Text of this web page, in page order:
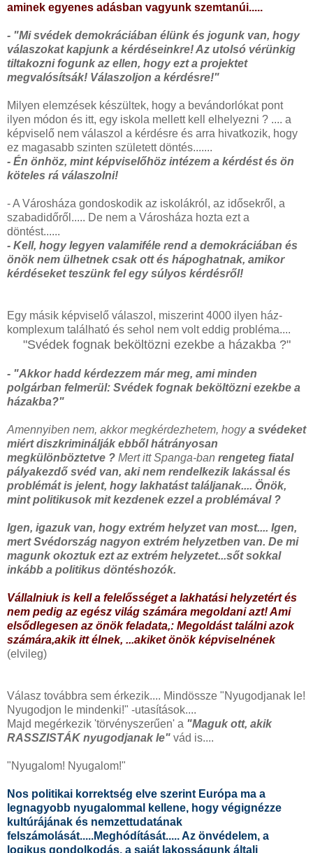
aminek egyenes adásban vagyunk szemtanúi.....
- "Mi svédek demokráciában élünk és jogunk van, hogy
válaszokat kapjunk a kérdéseinkre! Az utolsó vérünkig
tiltakozni fogunk az ellen, hogy ezt a projektet
megvalósítsák! Válaszoljon a kérdésre!"
Milyen elemzések készültek, hogy a bevándorlókat pont
ilyen módon és itt, egy iskola mellett kell elhelyezni ? .... a
képviselő nem válaszol a kérdésre és arra hivatkozik, hogy
ez magasabb szinten született döntés.......
- Én önhöz, mint képviselőhöz intézem a kérdést és ön
köteles rá válaszolni!
- A Városháza gondoskodik az iskolákról, az idősekről, a
szabadidőről..... De nem a Városháza hozta ezt a
döntést......
- Kell, hogy legyen valamiféle rend a demokráciában és
önök nem ülhetnek csak ott és hápoghatnak, amikor
kérdéseket teszünk fel egy súlyos kérdésről!
Egy másik képviselő válaszol, miszerint 4000 ilyen ház-
komplexum található és sehol nem volt eddig probléma....
"Svédek fognak beköltözni ezekbe a házakba ?"
- "Akkor hadd kérdezzem már meg, ami minden
polgárban felmerül: Svédek fognak beköltözni ezekbe a
házakba?"
Amennyiben nem, akkor megkérdezhetem, hogya svédeket
miért diszkriminálják ebből hátrányosan
megkülönböztetve ? Mert itt Spanga-ban rengeteg fiatal
pályakezdő svéd van, aki nem rendelkezik lakással és
problémát is jelent, hogy lakhatást találjanak.... Önök,
mint politikusok mit kezdenek ezzel a problémával ?
Igen, igazuk van, hogy extrém helyzet van most.... Igen,
mert Svédország nagyon extrém helyzetben van. De mi
magunk okoztuk ezt az extrém helyzetet...sőt sokkal
inkább a politikus döntéshozók.
Vállalniuk is kell a felelősséget a lakhatási helyzetért és
nem pedig az egész világ számára megoldani azt! Ami
elsődlegesen az önök feladata,: Megoldást találni azok
számára,akik itt élnek, ...akiket önök képviselnének
(elvileg)
Válasz továbbra sem érkezik.... Mindössze "Nyugodjanak le!
Nyugodjon le mindenki!" -utasítások....
Majd megérkezik 'törvényszerűen' a "Maguk ott, akik
RASSZISTÁK nyugodjanak le" vád is....
"Nyugalom! Nyugalom!"
Nos politikai korrektség elve szerint Európa ma a
legnagyobb nyugalommal kellene, hogy végignézze
kultúrájának és nemzettudatának
felszámolását.....Meghódítását..... Az önvédelem, a
logikus gondolkodás, a saját lakosságunk általi